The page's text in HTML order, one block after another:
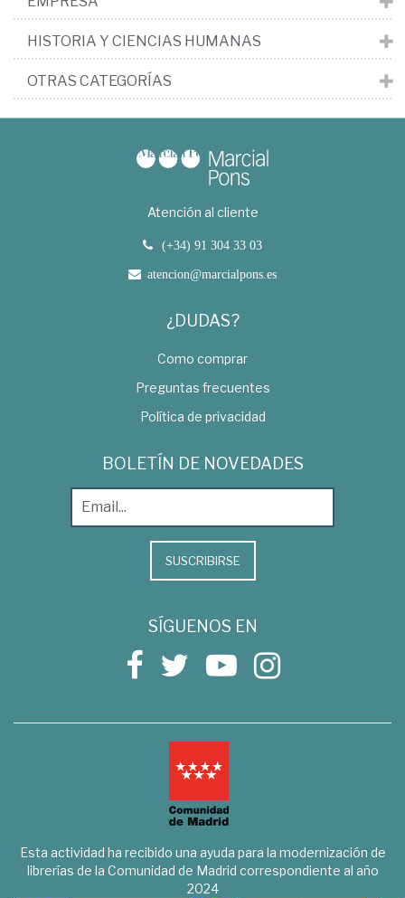
HISTORIA Y CIENCIAS HUMANAS
OTRAS CATEGORÍAS
Atención al cliente
(+34) 91 304 33 03
atencion@marcialpons.es
¿DUDAS?
Como comprar
Preguntas frecuentes
Política de privacidad
BOLETÍN DE NOVEDADES
SUSCRIBIRSE
SÍGUENOS EN
Esta actividad ha recibido una ayuda para la modernización de
librerías de la Comunidad de Madrid correspondiente al año
2024